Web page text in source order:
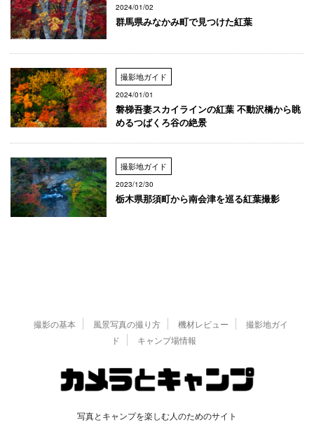
2024/01/02
群馬県みなかみ町で見つけた紅葉
撮影地ガイド
2024/01/01
磐梯吾妻スカイラインの紅葉 不動沢橋から眺
めるつばくろ谷の絶景
撮影地ガイド
2023/12/30
栃木県那須町から南会津を巡る紅葉撮影
撮影の基本 風景写真の撮り方 機材レビュー
撮影地ガイ
ド
キャンプ場情報
写真とキャンプを楽しむ人のためのサイト